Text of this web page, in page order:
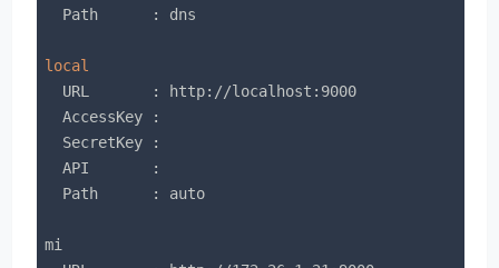
  Path      : dns
local
  URL       : http://localhost:9000
  AccessKey :
  SecretKey :
  API       :
  Path      : auto
mi